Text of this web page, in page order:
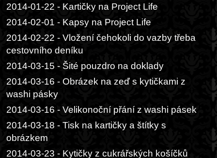
2014-01-22 - Kartičky na Project Life
2014-02-01 - Kapsy na Project Life
2014-02-22 - Vložení čehokoli do vazby třeba
cestovního deníku
2014-03-15 - Šité pouzdro na doklady
2014-03-16 - Obrázek na zeď s kytičkami z
washi pásky
2014-03-16 - Velikonoční přání z washi pásek
2014-03-18 - Tisk na kartičky a štítky s
obrázkem
2014-03-23 - Kytičky z cukrářských košíčků